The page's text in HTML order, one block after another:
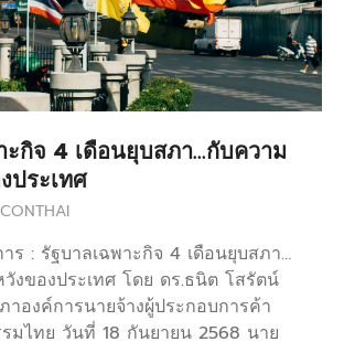
ะกิจ 4 เดือนยุบสภา…กับความ
ประเทศ
ร : รัฐบาลเฉพาะกิจ 4 เดือนยุบสภา…
งของประเทศ โดย ดร.ธนิต โสรัตน์
าองค์การนายจ้างผู้ประกอบการค้า
มไทย วันที่ 18 กันยายน 2568 นาย